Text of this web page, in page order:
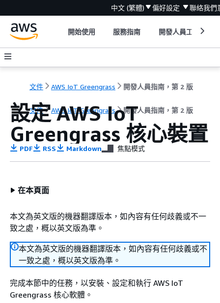
中文 (繁體) 偏好設定 聯絡我們
開始使用 服務指南 開發人員工具
文件 AWS IoT Greengrass 開發人員指南，第 2 版
文件 AWS IoT Greengrass 開發人員指南，第 2 版
設定 AWS IoT
Greengrass 核心裝置
PDF RSS Markdown 焦點模式
在本頁面
本文為英文版的機器翻譯版本，如內容有任何歧義或不一
致之處，概以英文版為準。
本文為英文版的機器翻譯版本，如內容有任何歧義或不
一致之處，概以英文版為準。
完成本節中的任務，以安裝、設定和執行 AWS IoT
Greengrass 核心軟體。